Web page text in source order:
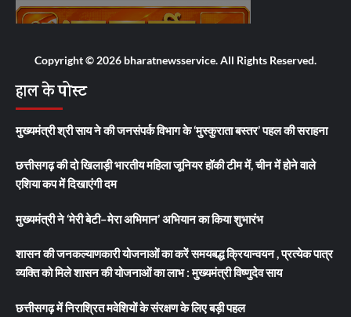
Copyright © 2026 bharatnewsservice. All Rights Reserved.
हाल के पोस्ट
मुख्यमंत्री श्री साय ने की जनसंपर्क विभाग के ‘मुस्कुराता बस्तर’ पहल की सराहना
छत्तीसगढ़ की दो खिलाड़ी भारतीय महिला जूनियर हॉकी टीम में, चीन में होने वाले
एशिया कप में दिखाएंगी दम
मुख्यमंत्री ने ‘मेरी बेटी–मेरा अभिमान’ अभियान का किया शुभारंभ
शासन की जनकल्याणकारी योजनाओं का करें समयबद्ध क्रियान्वयन , प्रत्येक पात्र
व्यक्ति को मिले शासन की योजनाओं का लाभ : मुख्यमंत्री विष्णुदेव साय
छत्तीसगढ़ में निराश्रित मवेशियों के संरक्षण के लिए बड़ी पहल